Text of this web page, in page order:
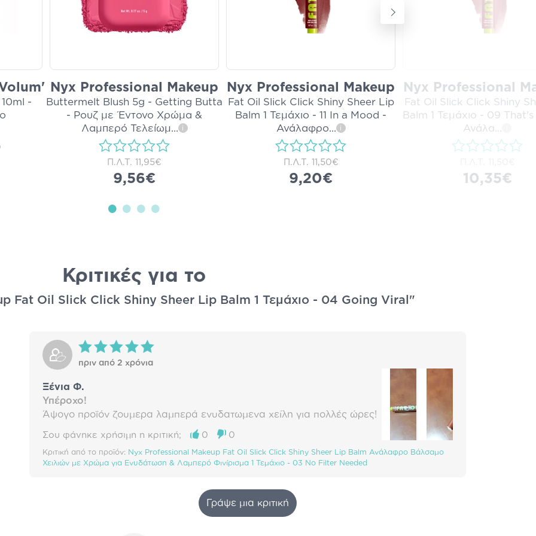
-
Nyx Professional Makeup
Buttermelt Blush 5g - Getting Butta
- Ρουζ με Έντονο Χρώμα &
Λαμπερό Τελείωμ... i
Π.Λ.Τ. 11,95€
9,56€
Nyx Professional Makeup
Fat Oil Slick Click Shiny Sheer Lip
Balm 1 Τεμάχιο - 11 In a Mood -
Ανάλαφρο... i
Π.Λ.Τ. 11,50€
9,20€
Nyx Professional
Fat Oil Slick Click Shiny
Balm 1 Τεμάχιο - 09
Ανάλα
10,35€
Κριτικές για το
Fat Oil Slick Click Shiny Sheer Lip Balm 1 Τεμάχιο - 04 Going Viral"
πριν από 2 χρόνια
Ξένια Φ.
Υπέροχο!
Άψογο προϊόν ζουμερα λαμπερά ενυδατωμενα χείλη για πολλές ώρες!
Σου φάνηκε χρήσιμη η κριτική; 0 0
Κριτική από το προϊόν: Nyx Professional Makeup Fat Oil Slick Click Shiny Sheer Lip Balm Ανάλαφρο Βάλσαμο
Χειλιών με Χρώμα για Ενυδάτωση & Λαμπερό Φινίρισμα 1 Τεμάχιο - 03 No Filter Needed
Γράψε μια κριτική